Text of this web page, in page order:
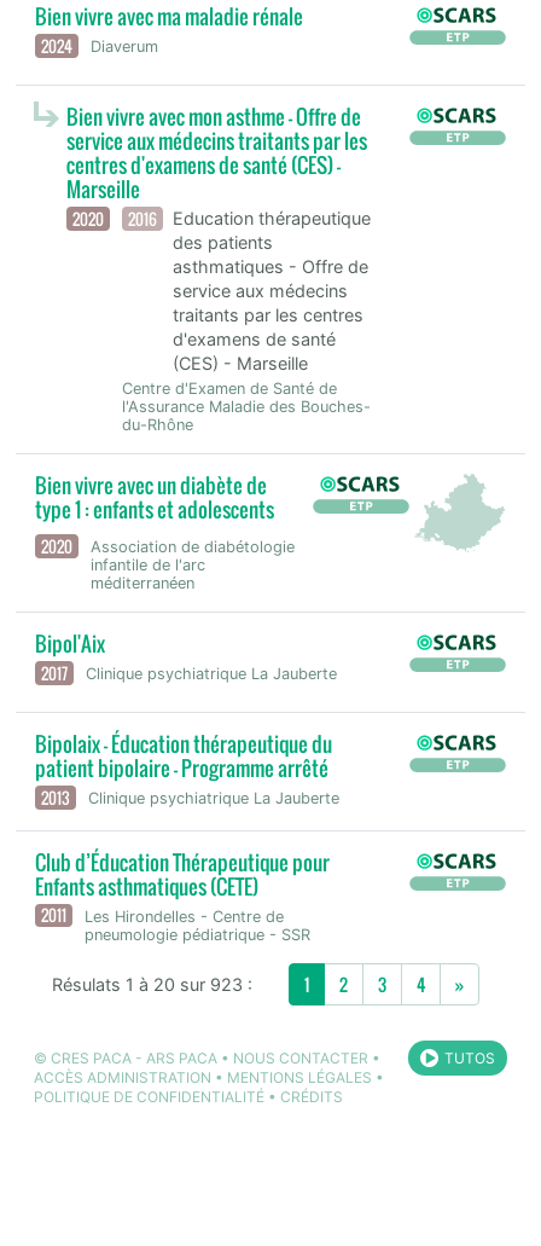
Bien vivre avec ma maladie rénale
2024 Diaverum
Bien vivre avec mon asthme - Offre de
service aux médecins traitants par les
centres d'examens de santé (CES) -
Marseille
2020 2016
Education thérapeutique
des patients
asthmatiques - Offre de
service aux médecins
traitants par les centres
d'examens de santé
(CES) - Marseille
Centre d'Examen de Santé de
l'Assurance Maladie des Bouches-
du-Rhône
Bien vivre avec un diabète de
type 1 : enfants et adolescents
2020
Association de diabétologie
infantile de l'arc
méditerranéen
Bipol'Aix
2017 Clinique psychiatrique La Jauberte
Bipolaix - Éducation thérapeutique du
patient bipolaire - Programme arrêté
2013 Clinique psychiatrique La Jauberte
Club d’Éducation Thérapeutique pour
Enfants asthmatiques (CETE)
2011
Les Hirondelles - Centre de
pneumologie pédiatrique - SSR
Résulats 1 à 20 sur 923 : 1 2 3 4 »Next
©CRES PACA - ARS PACA • NOUS CONTACTER •
ACCÈS ADMINISTRATION • MENTIONS LÉGALES •
POLITIQUE DE CONFIDENTIALITÉ •CRÉDITS
TUTOS